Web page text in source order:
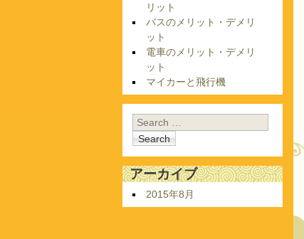
リット
バスのメリット・デメリ
ット
電車のメリット・デメリ
ット
マイカーと飛行機
Search
アーカイブ
2015年8月